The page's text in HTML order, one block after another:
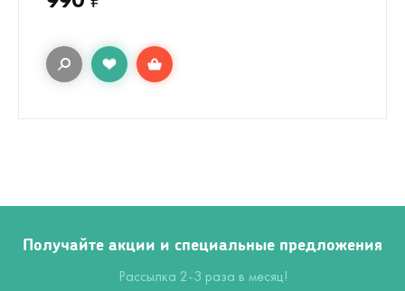
Получайте акции и специальные предложения
Рассылка 2-3 раза в месяц!